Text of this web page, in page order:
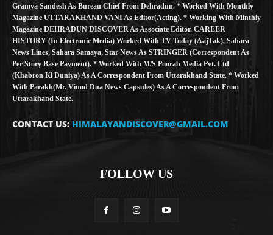
Gramya Sandesh As Bureau Chief From Dehradun. * Worked With Monthly
Magazine UTTARAKHAND VANI As Editor(Acting). * Working With Minthly
Magazine DEHRADUN DISCOVER As Associate Editor. CAREER
HISTORY (in Electronic Media) Worked With TV Today (AajTak), Sahara
News Lines, Sahara Samaya, Star News As STRINGER (Correspondent As
Per Story Base Payment). * Worked With M/S Poorab Media Pvt. Ltd
(Khabron Ki Duniya) As A Correspondent From Uttarakhand State. * Worked
With Parakh(Mr. Vinod Dua News Capsules) As A Correspondent From
Uttarakhand State.
CONTACT US: HIMALAYANDISCOVER@GMAIL.COM
FOLLOW US